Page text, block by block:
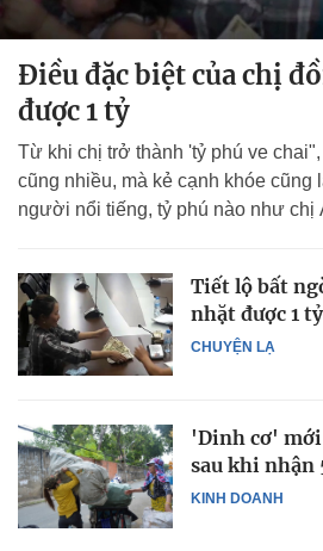
Điều đặc biệt của chị
được 1 tỷ
Từ khi chị trở thành 'tỷ phú ve
cũng nhiều, mà kẻ cạnh khóe cũng
người nổi tiếng, tỷ phú nào như chị
CHUYỆN LẠ
Tiết lộ bất
nhặt được 1 tỷ
KINH DOANH
'Dinh cơ' mới
sau khi nhận